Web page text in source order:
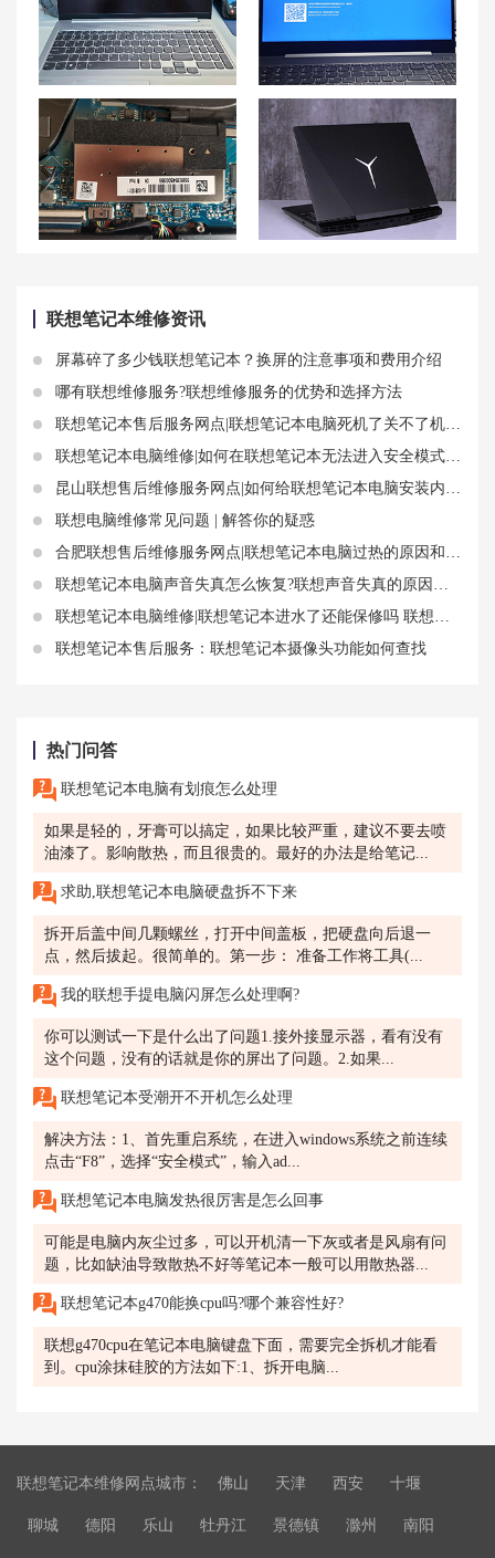
联想小新电脑：解除静电模式与释放静电的方法 联想笔记本电脑蓝屏问题：蓝屏重启、开机蓝屏、蓝屏怎么一键恢复
联想笔记本维修资讯
屏幕碎了多少钱联想笔记本？换屏的注意事项和费用介绍
哪有联想维修服务?联想维修服务的优势和选择方法
联想笔记本售后服务网点|联想笔记本电脑死机了关不了机解决操作步骤
联想笔记本电脑维修|如何在联想笔记本无法进入安全模式的情况下进行系统恢复？联想笔记本无法进入BIOS设置
昆山联想售后维修服务网点|如何给联想笔记本电脑安装内存条？注意这些要点
联想电脑维修常见问题 | 解答你的疑惑
合肥联想售后维修服务网点|联想笔记本电脑过热的原因和解决办法
联想笔记本电脑声音失真怎么恢复?联想声音失真的原因和解决方法
联想笔记本电脑维修|联想笔记本进水了还能保修吗 联想笔记本键盘进水了怎么办
联想笔记本售后服务：联想笔记本摄像头功能如何查找
热门问答
联想笔记本电脑有划痕怎么处理
如果是轻的，牙膏可以搞定，如果比较严重，建议不要去喷
油漆了。影响散热，而且很贵的。最好的办法是给笔记...
求助,联想笔记本电脑硬盘拆不下来
拆开后盖中间几颗螺丝，打开中间盖板，把硬盘向后退一
点，然后拔起。很简单的。第一步： 准备工作将工具(...
我的联想手提电脑闪屏怎么处理啊?
你可以测试一下是什么出了问题1.接外接显示器，看有没有
这个问题，没有的话就是你的屏出了问题。2.如果...
联想笔记本受潮开不开机怎么处理
解决方法：1、首先重启系统，在进入windows系统之前连续
点击“F8”，选择“安全模式”，输入ad...
联想笔记本电脑发热很厉害是怎么回事
可能是电脑内灰尘过多，可以开机清一下灰或者是风扇有问
题，比如缺油导致散热不好等笔记本一般可以用散热器...
联想笔记本g470能换cpu吗?哪个兼容性好?
联想g470cpu在笔记本电脑键盘下面，需要完全拆机才能看
到。cpu涂抹硅胶的方法如下:1、拆开电脑...
联想笔记本维修网点城市： 佛山 天津 西安 十堰
聊城 德阳 乐山 牡丹江 景德镇 滁州 南阳